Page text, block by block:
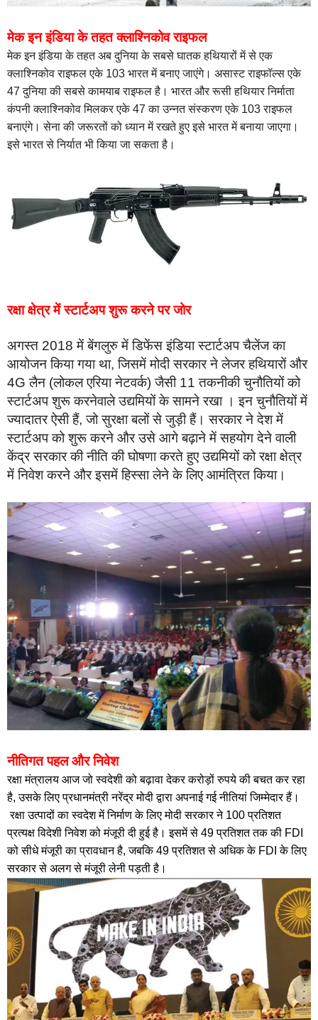
मेक इन इंडिया के तहत क्लाश्निकोव राइफल
मेक इन इंडिया के तहत अब दुनिया के सबसे घातक हथियारों में से एक
क्लाश्निकोव राइफल एके 103 भारत में बनाए जाएंगे। असास्ट राइफॉल्स एके
47 दुनिया की सबसे कामयाब राइफल है। भारत और रूसी हथियार निर्माता
कंपनी क्लाश्निकोव मिलकर एके 47 का उन्नत संस्करण एके 103 राइफल
बनाएंगे। सेना की जरूरतों को ध्यान में रखते हुए इसे भारत में बनाया जाएगा।
इसे भारत से निर्यात भी किया जा सकता है।
रक्षा क्षेत्र मेंस्टार्टअप शुरू करने पर जोर
अगस्त 2018 में बेंगलुरु में डिफेंस इंडिया स्टार्टअप चैलेंज का
आयोजन किया गया था, जिसमें मोदी सरकार ने लेजर हथियारों और
4G लैन (लोकल एरिया नेटवर्क) जैसी 11 तकनीकी चुनौतियों को
स्टार्टअप शुरू करनेवाले उद्यमियों के सामने रखा । इन चुनौतियों में
ज्यादातर ऐसी हैं, जो सुरक्षा बलों से जुड़ी हैं। सरकार ने देश में
स्टार्टअप को शुरू करने और उसे आगे बढ़ाने में सहयोग देने वाली
केंद्र सरकार की नीति की घोषणा करते हुए उद्यमियों को रक्षा क्षेत्र
में निवेश करने और इसमें हिस्सा लेने के लिए आमंत्रित किया।
नीतिगत पहल और निवेश
रक्षा मंत्रालय आज जो स्वदेशी को बढ़ावा देकर करोड़ों रुपये की बचत कर रहा
है, उसके लिए प्रधानमंत्री नरेंद्र मोदी द्वारा अपनाई गई नीतियां जिम्मेदार हैं।
रक्षा उत्पादों का स्वदेश में निर्माण के लिए मोदी सरकार ने 100 प्रतिशत
प्रत्यक्ष विदेशी निवेश को मंजूरी दी हुई है। इसमें से 49 प्रतिशत तक की FDI
को सीधे मंजूरी का प्रावधान है, जबकि 49 प्रतिशत से अधिक के FDI के लिए
सरकार से अलग से मंजूरी लेनी पड़ती है।